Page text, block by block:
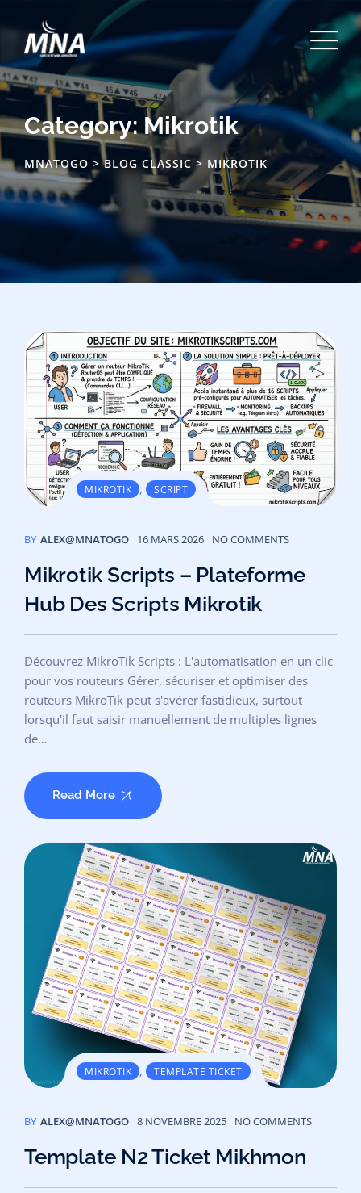
to
content
Category: Mikrotik
MNATOGO >BLOG CLASSIC > MIKROTIK
MIKROTIK , SCRIPT
BY ALEX@MNATOGO 16 MARS 2026 NO COMMENTS
Mikrotik Scripts – Plateforme
Hub Des Scripts Mikrotik
Découvrez MikroTik Scripts : L'automatisation en un clic
pour vos routeurs Gérer, sécuriser et optimiser des
routeurs MikroTik peut s'avérer fastidieux, surtout
lorsqu'il faut saisir manuellement de multiples lignes
de…
Read More
MIKROTIK , TEMPLATE TICKET
BY ALEX@MNATOGO 8 NOVEMBRE 2025 NO COMMENTS
Template N2 Ticket Mikhmon